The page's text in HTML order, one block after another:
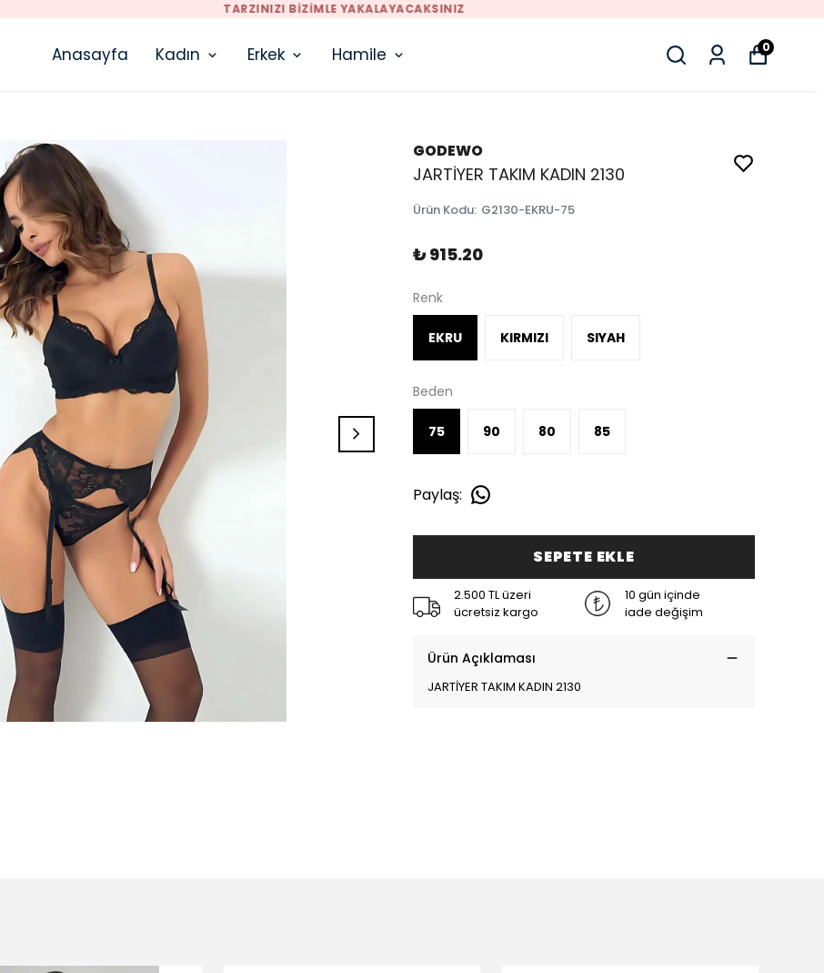
TARZINIZI BIZIMLE YAKALAYACAKSINIZ
Anasayfa Kadın Erkek Hamile 0
GODEWO
JARTİYER TAKIM KADIN 2130
Ürün Kodu: G2130-EKRU-75
₺ 915.20
Renk
EKRU KIRMIZI SIYAH
Beden
75 90 80 85
Paylaş:
SEPETE EKLE
2.500 TL üzeri
ücretsiz kargo
10 gün içinde
iade değişim
Ürün Açıklaması
JARTİYER TAKIM KADIN 2130